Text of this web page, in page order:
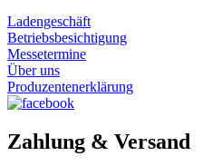
Ladengeschäft
Betriebsbesichtigung
Messetermine
Über uns
Produzentenerklärung
Zahlung & Versand